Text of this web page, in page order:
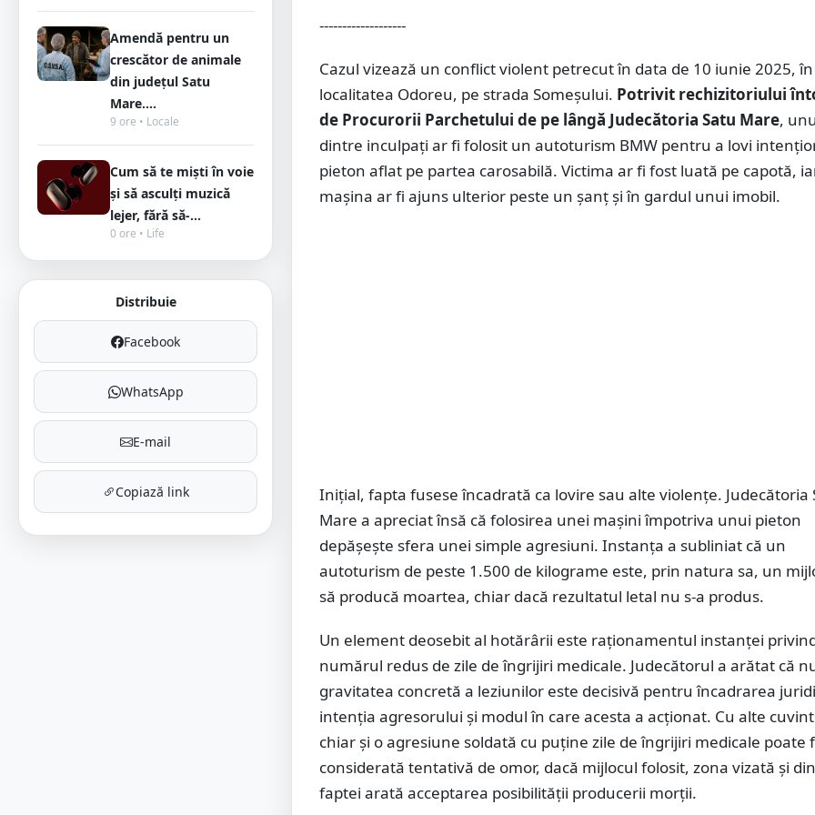
Amendă pentru un
crescător de animale
din județul Satu
Mare....
9 ore • Locale
Cum să te miști în voie
și să asculți muzică
lejer, fără să-...
0 ore • Life
Distribuie
Facebook
WhatsApp
E-mail
Copiază link
-------------------
Cazul vizează un conflict violent petrecut în data de 10 iunie 2025, în
localitatea Odoreu, pe strada Someșului. Potrivit rechizitoriului
de Procurorii Parchetului de pe lângă Judecătoria Satu Mare,
dintre inculpați ar fi folosit un autoturism BMW pentru a lovi
pieton aflat pe partea carosabilă. Victima ar fi fost luată pe capotă,
mașina ar fi ajuns ulterior peste un șanț și în gardul unui imobil.
Inițial, fapta fusese încadrată ca lovire sau alte violențe. Judecătoria
Mare a apreciat însă că folosirea unei mașini împotriva unui pieton
depășește sfera unei simple agresiuni. Instanța a subliniat că un
autoturism de peste 1.500 de kilograme este, prin natura sa, un
să producă moartea, chiar dacă rezultatul letal nu s-a produs.
Un element deosebit al hotărârii este raționamentul instanței
numărul redus de zile de îngrijiri medicale. Judecătorul a arătat că
gravitatea concretă a leziunilor este decisivă pentru încadrarea
intenția agresorului și modul în care acesta a acționat. Cu alte
chiar și o agresiune soldată cu puține zile de îngrijiri medicale poate
considerată tentativă de omor, dacă mijlocul folosit, zona vizată și
faptei arată acceptarea posibilității producerii morții.